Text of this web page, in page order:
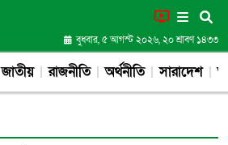
বুধবার, ৫ আগস্ট ২০২৬, ২০ শ্রাবণ ১৪৩৩
জাতীয় রাজনীতি অর্থনীতি সারাদেশ